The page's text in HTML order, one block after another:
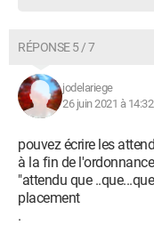
RÉPONSE 5 / 7
jodelariege
26 juin 2021 à 14:32
pouvez écrire les
à la fin de
"attendu que
placement
.